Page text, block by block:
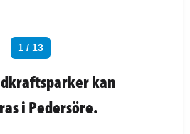
1 / 13
kan
i Pedersöre.